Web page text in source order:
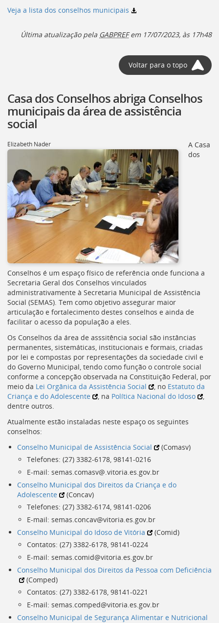
Veja a lista dos conselhos municipais
Última atualização pela GABPREFem 17/07/2023, às 17h48
Voltar para o topo
Casa dos Conselhos abriga Conselhos
municipais da área de assistência
social
Elizabeth Nader
A Casa
dos
Conselhos é um espaço físico de referência onde funciona a
Secretaria Geral dos Conselhos vinculados
administrativamente à Secretaria Municipal de Assistência
Social (SEMAS). Tem como objetivo assegurar maior
articulação e fortalecimento destes conselhos e ainda de
facilitar o acesso da população a eles.
Os Conselhos da área de asssitência social são instâncias
permanentes, sistemáticas, institucionais e formais, criadas
por lei e compostas por representações da sociedade civil e
do Governo Municipal, tendo como função o controle social
conforme a concepção observada na Constituição Federal, por
meio da Lei Orgânica da Assistência Social , no Estatuto da
Criança e do Adolescente
, na Política Nacional do Idoso
,
dentre outros.
Atualmente estão instaladas neste espaço os seguintes
conselhos:
Conselho Municipal de Assistência Social
(Comasv)
Telefones: (27) 3382-6178, 98141-0216
E-mail: semas.comasv@.vitoria.es.gov.br
Conselho Municipal dos Direitos da Criança e do
Adolescente
(Concav)
Telefones: (27) 3382-6174, 98141-0206
E-mail: semas.concav@vitoria.es.gov.br
Conselho Municipal do Idoso de Vitória
(Comid)
Contatos: (27) 3382-6178, 98141-0224
E-mail: semas.comid@vitoria.es.gov.br
Conselho Municipal dos Direitos da Pessoa com Deficiência
(Comped)
Contatos: (27) 3382-6178, 98141-0221
E-mail: semas.comped@vitoria.es.gov.br
Conselho Municipal de Segurança Alimentar e Nutricional